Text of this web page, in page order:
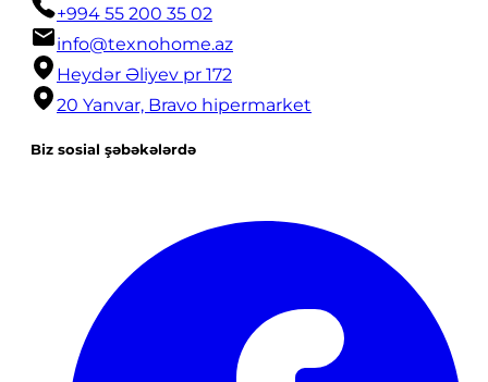
+994 55 200 35 02
info@texnohome.az
Heydər Əliyev pr 172
20 Yanvar, Bravo hipermarket
Biz sosial şəbəkələrdə